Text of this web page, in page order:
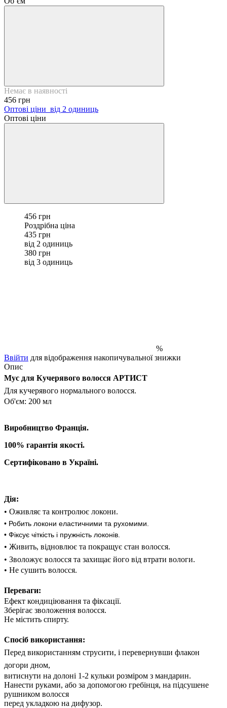
Немає в наявності
456 грн
Оптові ціни від 2 одиниць
Оптові ціни
456 грн
Роздрібна ціна
435 грн
від 2 одиниць
380 грн
від 3 одиниць
%
Ввійти для відображення накопичувальної знижки
Опис
Мус для Кучерявого волосся АРТИСТ
Для кучерявого нормального волосся.
Об'єм: 200 мл
Виробництво Франція.
100% гарантія якості.
Сертифіковано в Україні.
Дія:
• Оживляє та контролює локони.
• Робить локони еластичними та рухомими.
• Фіксує чіткість і пружність локонів.
• Живить, відновлює та покращує стан волосся.
• Зволожує волосся та захищає його від втрати вологи.
• Не сушить волосся.
Переваги:
Ефект кондиціювання та фіксації.
Зберігає зволоження волосся.
Не містить спирту.
Спосіб використання:
Перед використанням струсити, і перевернувши флакон
догори дном,
витиснути на долоні 1-2 кульки розміром з мандарин.
Нанести руками, або за допомогою гребінця, на підсушене
рушником волосся
перед укладкою на дифузор.